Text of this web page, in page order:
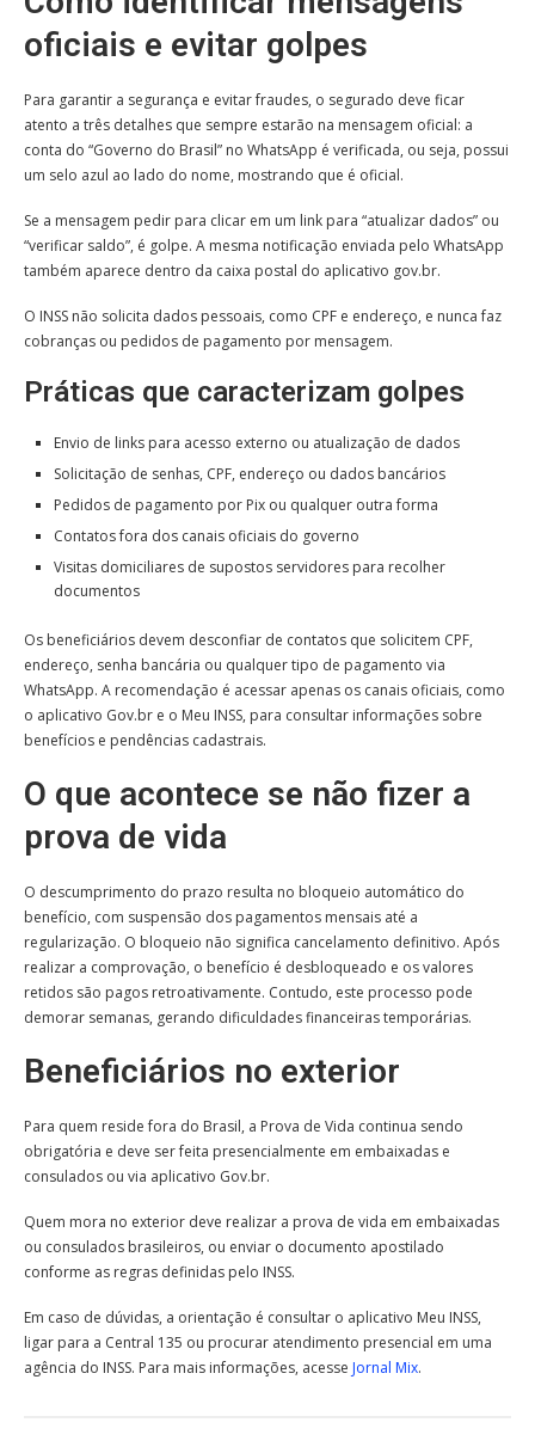
oficiais e evitar golpes
Para garantir a segurança e evitar fraudes, o segurado deve ficar
atento a três detalhes que sempre estarão na mensagem oficial: a
conta do “Governo do Brasil” no WhatsApp é verificada, ou seja, possui
um selo azul ao lado do nome, mostrando que é oficial.
Se a mensagem pedir para clicar em um link para “atualizar dados” ou
“verificar saldo”, é golpe. A mesma notificação enviada pelo WhatsApp
também aparece dentro da caixa postal do aplicativo gov.br.
O INSS não solicita dados pessoais, como CPF e endereço, e nunca faz
cobranças ou pedidos de pagamento por mensagem.
Práticas que caracterizam golpes
Envio de links para acesso externo ou atualização de dados
Solicitação de senhas, CPF, endereço ou dados bancários
Pedidos de pagamento por Pix ou qualquer outra forma
Contatos fora dos canais oficiais do governo
Visitas domiciliares de supostos servidores para recolher
documentos
Os beneficiários devem desconfiar de contatos que solicitem CPF,
endereço, senha bancária ou qualquer tipo de pagamento via
WhatsApp. A recomendação é acessar apenas os canais oficiais, como
o aplicativo Gov.br e o Meu INSS, para consultar informações sobre
benefícios e pendências cadastrais.
O que acontece se não fizer a
prova de vida
O descumprimento do prazo resulta no bloqueio automático do
benefício, com suspensão dos pagamentos mensais até a
regularização. O bloqueio não significa cancelamento definitivo. Após
realizar a comprovação, o benefício é desbloqueado e os valores
retidos são pagos retroativamente. Contudo, este processo pode
demorar semanas, gerando dificuldades financeiras temporárias.
Beneficiários no exterior
Para quem reside fora do Brasil, a Prova de Vida continua sendo
obrigatória e deve ser feita presencialmente em embaixadas e
consulados ou via aplicativo Gov.br.
Quem mora no exterior deve realizar a prova de vida em embaixadas
ou consulados brasileiros, ou enviar o documento apostilado
conforme as regras definidas pelo INSS.
Em caso de dúvidas, a orientação é consultar o aplicativo Meu INSS,
ligar para a Central 135 ou procurar atendimento presencial em uma
agência do INSS. Para mais informações, acesse Jornal Mix.